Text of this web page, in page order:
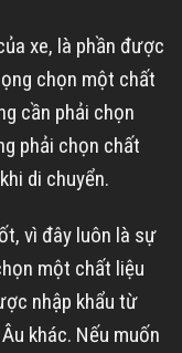
xe, là phần được
chọn một chất
cần phải chọn
phải chọn chất
di chuyển.
vì đây luôn là sự
một chất liệu
nhập khẩu từ
khác. Nếu muốn